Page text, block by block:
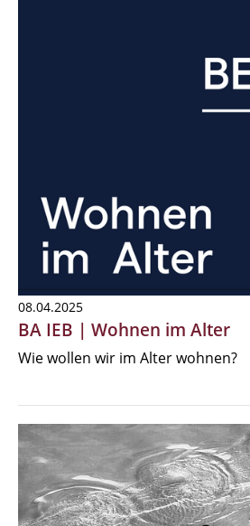
08.04.2025
BA IEB | Wohnen im Alter
Wie wollen wir im Alter wohnen?